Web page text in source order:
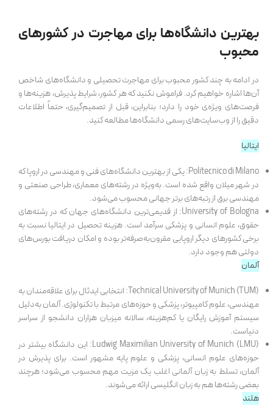
بهترین دانشگاه‌ها برای مهاجرت در کشورهای
محبوب
در ادامه به چند کشور محبوب برای مهاجرت تحصیلی و دانشگاه‌های شاخص
آن‌ها اشاره خواهیم کرد. فراموش نکنید که هر کشور، شرایط پذیرش، هزینه‌ها و
فرصت‌های ویژه‌ی خود را دارد؛ بنابراین، قبل از تصمیم‌گیری، حتماً اطلاعات
دقیق را از وب‌سایت‌های رسمی دانشگاه‌ها مطالعه کنید.
ایتالیا
Politecnico di Milano: یکی از بهترین دانشگاه‌های فنی و مهندسی در اروپا که
در شهر میلان واقع شده است. به‌ویژه در رشته‌های معماری، طراحی صنعتی و
مهندسی برق از رتبه‌های برتر جهانی محسوب می‌شود.
University of Bologna: از قدیمی‌ترین دانشگاه‌های جهان که در رشته‌های
حقوق، علوم انسانی و پزشکی سرآمد است. هزینه تحصیل در ایتالیا نسبت به
برخی کشورهای دیگر اروپایی مقرون‌به‌صرفه‌تر بوده و امکان دریافت بورس‌های
دولتی هم وجود دارد.
آلمان
Technical University of Munich (TUM): انتخابی ایدئال برای علاقه‌مندان به
مهندسی، علوم کامپیوتر، پزشکی و حوزه‌های مرتبط با تکنولوژی. آلمان به‌دلیل
سیستم آموزش رایگان یا کم‌هزینه، سالانه میزبان هزاران دانشجو از سراسر
دنیاست.
Ludwig Maximilian University of Munich (LMU): این دانشگاه بیشتر در
حوزه‌های علوم انسانی، پزشکی و علوم پایه مشهور است. برای پذیرش در
آلمان، تسلط به زبان آلمانی اغلب یک مزیت مهم محسوب می‌شود؛ هرچند
بعضی رشته‌ها هم به زبان انگلیسی ارائه می‌شوند.
هلند